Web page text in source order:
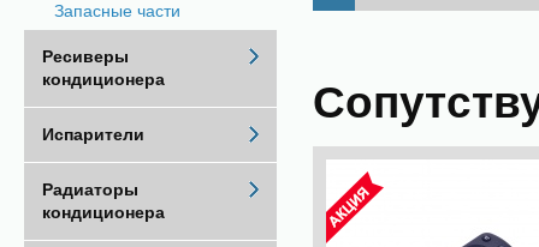
Запасные части
Ресиверы
кондиционера
Испарители
Радиаторы
кондиционера